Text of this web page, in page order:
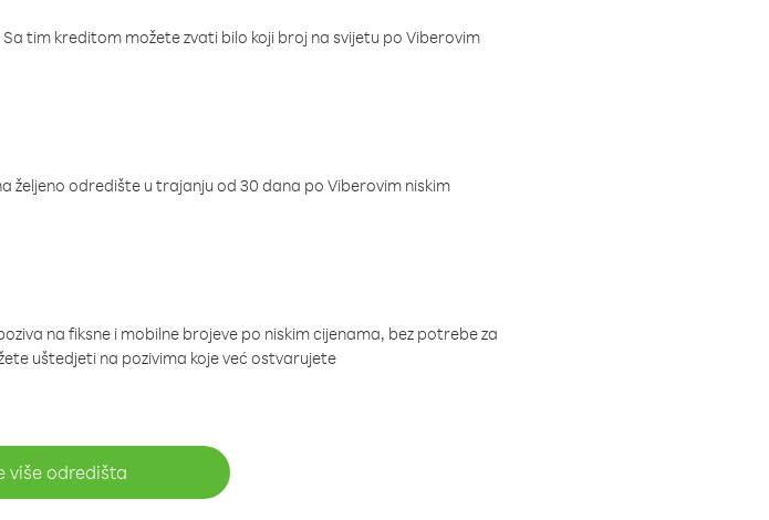
tim kreditom možete zvati bilo koji broj na svijetu po Viberovim
željeno odredište u trajanju od 30 dana po Viberovim niskim
na fiksne i mobilne brojeve po niskim cijenama, bez potrebe za
uštedjeti na pozivima koje već ostvarujete
više odredišta